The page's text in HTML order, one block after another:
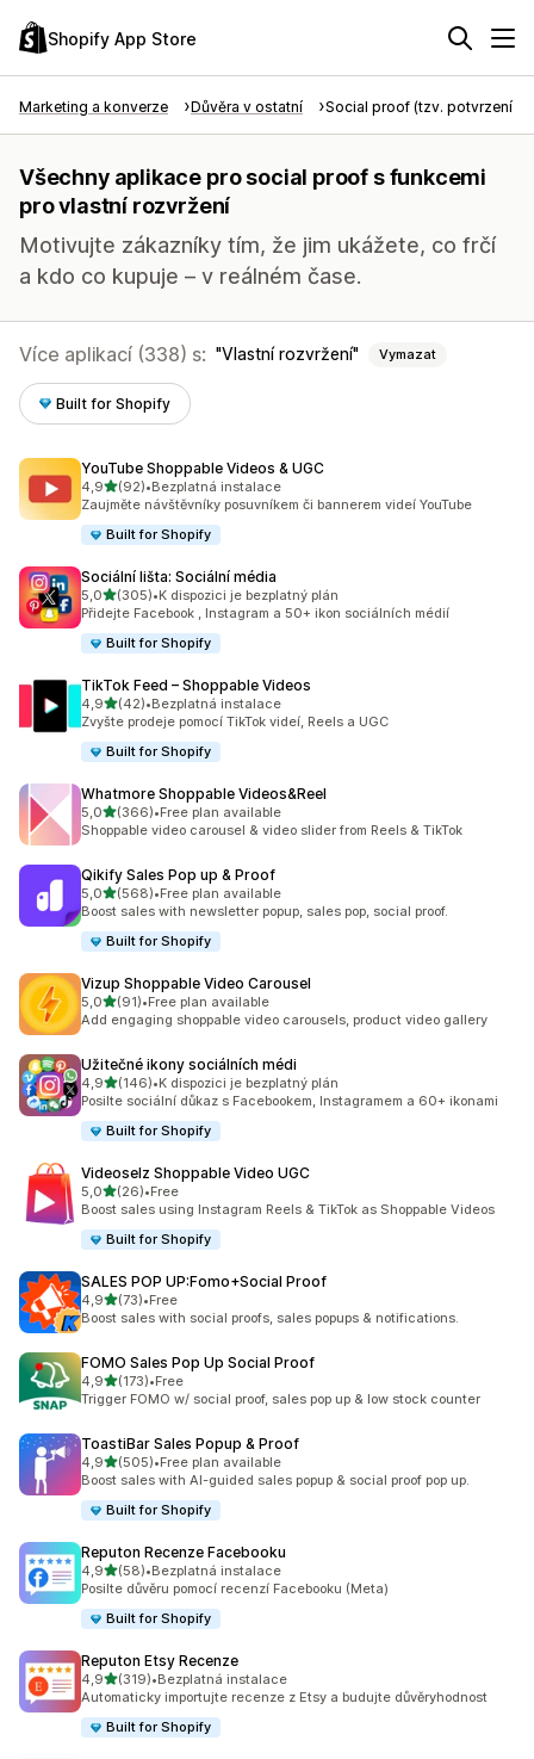
Shopify App Store
Marketing a konverze Důvěra v ostatní Social proof (tzv. potvrzení
Všechny aplikace pro social proof s funkcemi
pro vlastní rozvržení
Motivujte zákazníky tím, že jim ukážete, co frčí
a kdo co kupuje – v reálném čase.
Více aplikací (338) s: Vlastní rozvržení Vymazat
Built for Shopify
YouTube Shoppable Videos & UGC
4,9z 5 hvězd
(92)
Celkový počet recenzí: 92
•Bezplatná instalace
Zaujměte návštěvníky posuvníkem či bannerem videí YouTube
Built for Shopify
Sociální lišta: Sociální média
5,0z 5 hvězd
(305)
Celkový počet recenzí: 305
•K dispozici je bezplatný plán
Přidejte Facebook , Instagram a 50+ ikon sociálních médií
Built for Shopify
TikTok Feed – Shoppable Videos
4,9z 5 hvězd
(42)
Celkový počet recenzí: 42
•Bezplatná instalace
Zvyšte prodeje pomocí TikTok videí, Reels a UGC
Built for Shopify
Whatmore Shoppable Videos&Reel
5,0z 5 hvězd
(366)
Celkový počet recenzí: 366
•Free plan available
Shoppable video carousel & video slider from Reels & TikTok
Qikify Sales Pop up & Proof
5,0z 5 hvězd
(568)
Celkový počet recenzí: 568
•Free plan available
Boost sales with newsletter popup, sales pop, social proof.
Built for Shopify
Vizup Shoppable Video Carousel
5,0z 5 hvězd
(91)
Celkový počet recenzí: 91
•Free plan available
Add engaging shoppable video carousels, product video gallery
Užitečné ikony sociálních médi
4,9z 5 hvězd
(146)
Celkový počet recenzí: 146
•K dispozici je bezplatný plán
Posilte sociální důkaz s Facebookem, Instagramem a 60+ ikonami
Built for Shopify
Videoselz Shoppable Video UGC
5,0z 5 hvězd
(26)
Celkový počet recenzí: 26
•Free
Boost sales using Instagram Reels & TikTok as Shoppable Videos
Built for Shopify
SALES POP UP:Fomo+Social Proof
4,9z 5 hvězd
(73)
Celkový počet recenzí: 73
•Free
Boost sales with social proofs, sales popups & notifications.
FOMO Sales Pop Up Social Proof
4,9z 5 hvězd
(173)
Celkový počet recenzí: 173
•Free
Trigger FOMO w/ social proof, sales pop up & low stock counter
ToastiBar Sales Popup & Proof
4,9z 5 hvězd
(505)
Celkový počet recenzí: 505
•Free plan available
Boost sales with AI-guided sales popup & social proof pop up.
Built for Shopify
Reputon Recenze Facebooku
4,9z 5 hvězd
(58)
Celkový počet recenzí: 58
•Bezplatná instalace
Posilte důvěru pomocí recenzí Facebooku (Meta)
Built for Shopify
Reputon Etsy Recenze
4,9z 5 hvězd
(319)
Celkový počet recenzí: 319
•Bezplatná instalace
Automaticky importujte recenze z Etsy a budujte důvěryhodnost
Built for Shopify